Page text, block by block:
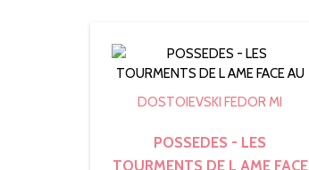
DOSTOIEVSKI FEDOR MI
POSSEDES - LES
TOURMENTS DE L AME FACE